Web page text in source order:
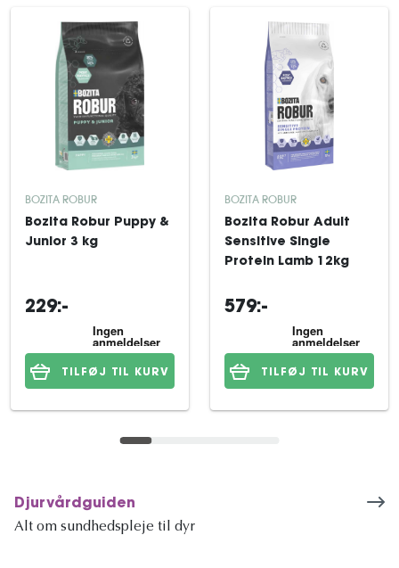
BOZITA ROBUR
Bozita Robur Puppy &
Junior 3 kg
229:-
TILFØJ TIL KURV
BOZITA ROBUR
Bozita Robur Adult
Sensitive Single
Protein Lamb 12kg
579:-
TILFØJ TIL KURV
Djurvårdguiden
Alt om sundhedspleje til dyr